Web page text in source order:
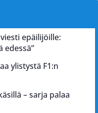
epäilijöille:
edessä”
ylistystä F1:n
– sarja palaa